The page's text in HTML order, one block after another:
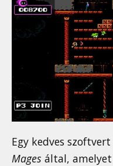
Egy kedves
Mages által,